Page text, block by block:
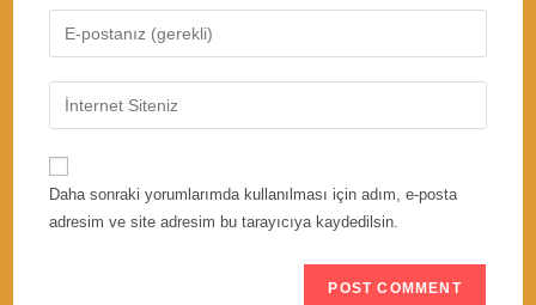
name
comment
your
email
address
comment
Enter
your
website
URL
(optional)
Daha sonraki yorumlarımda kullanılması için adım, e-posta
adresim ve site adresim bu tarayıcıya kaydedilsin.